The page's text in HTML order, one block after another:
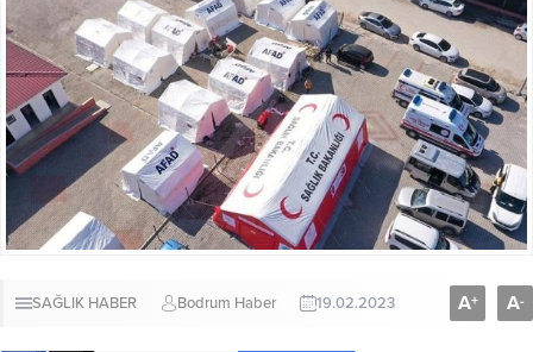
SAĞLIK HABER Bodrum Haber 19.02.2023 A+ A-